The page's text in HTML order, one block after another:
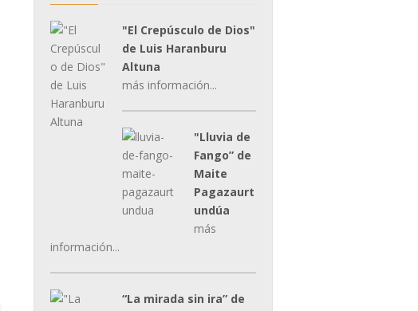
"El Crepúsculo de Dios"
de Luis Haranburu
Altuna
más información...
"Lluvia de
Fango” de
Maite
Pagazaurt
undúa
más
información...
“La mirada sin ira” de